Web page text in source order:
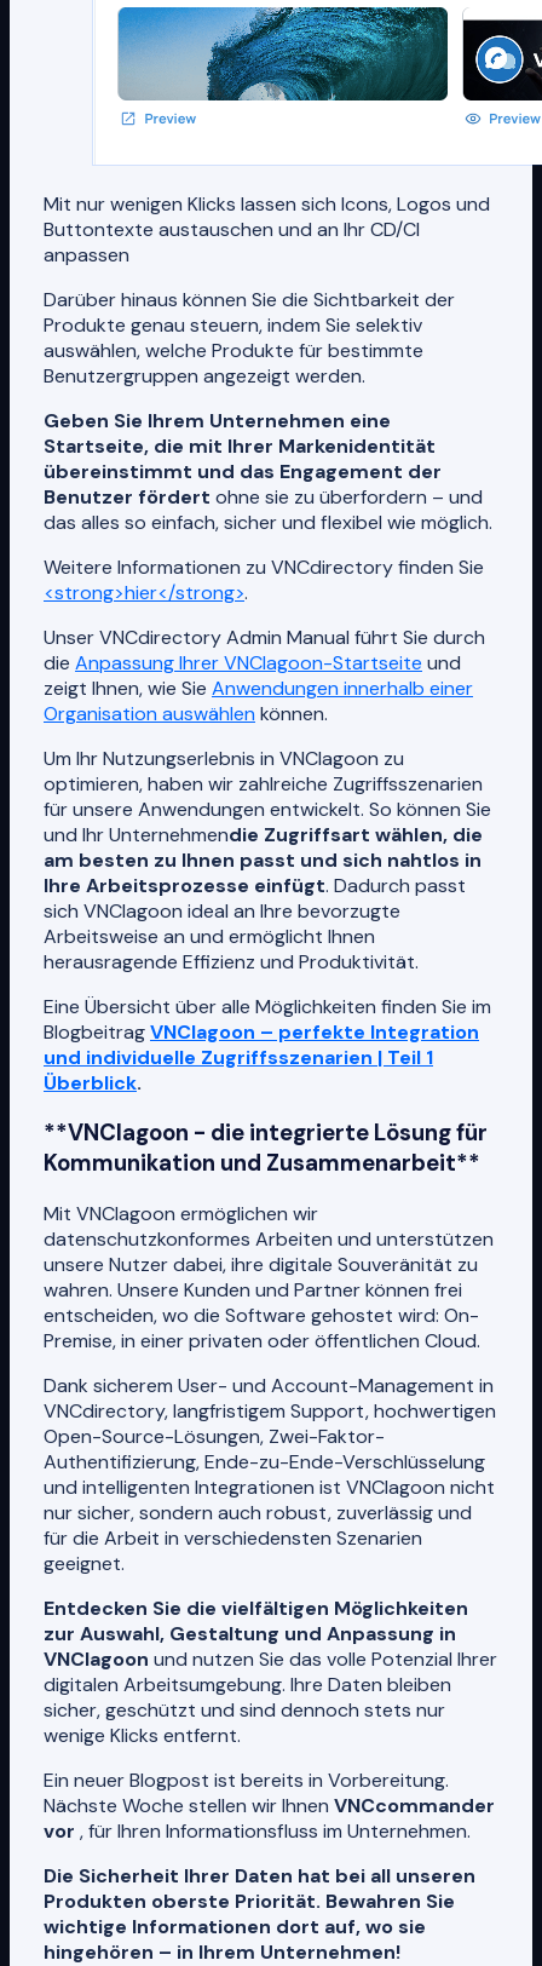
Mit nur wenigen Klicks lassen sich Icons, Logos und
Buttontexte austauschen und an Ihr CD/CI
anpassen
Darüber hinaus können Sie die Sichtbarkeit der
Produkte genau steuern, indem Sie selektiv
auswählen, welche Produkte für bestimmte
Benutzergruppen angezeigt werden.
Geben Sie Ihrem Unternehmen eine
Startseite, die mit Ihrer Markenidentität
übereinstimmt und das Engagement der
Benutzer fördert ohne sie zu überfordern – und
das alles so einfach, sicher und flexibel wie möglich.
Weitere Informationen zu VNCdirectory finden Sie
<strong>hier</strong>.
Unser VNCdirectory Admin Manual führt Sie durch
die Anpassung Ihrer VNClagoon-Startseite und
zeigt Ihnen, wie Sie Anwendungen innerhalb einer
Organisation auswählen können.
Um Ihr Nutzungserlebnis in VNClagoon zu
optimieren, haben wir zahlreiche Zugriffsszenarien
für unsere Anwendungen entwickelt. So können Sie
und Ihr Unternehmendie Zugriffsart wählen, die
am besten zu Ihnen passt und sich nahtlos in
Ihre Arbeitsprozesse einfügt. Dadurch passt
sich VNClagoon ideal an Ihre bevorzugte
Arbeitsweise an und ermöglicht Ihnen
herausragende Effizienz und Produktivität.
Eine Übersicht über alle Möglichkeiten finden Sie im
BlogbeitragVNClagoon – perfekte Integration
und individuelle Zugriffsszenarien | Teil 1
Überblick.
**VNClagoon - die integrierte Lösung für
Kommunikation und Zusammenarbeit**
Mit VNClagoon ermöglichen wir
datenschutzkonformes Arbeiten und unterstützen
unsere Nutzer dabei, ihre digitale Souveränität zu
wahren. Unsere Kunden und Partner können frei
entscheiden, wo die Software gehostet wird: On-
Premise, in einer privaten oder öffentlichen Cloud.
Dank sicherem User- und Account-Management in
VNCdirectory, langfristigem Support, hochwertigen
Open-Source-Lösungen, Zwei-Faktor-
Authentifizierung, Ende-zu-Ende-Verschlüsselung
und intelligenten Integrationen ist VNClagoon nicht
nur sicher, sondern auch robust, zuverlässig und
für die Arbeit in verschiedensten Szenarien
geeignet.
Entdecken Sie die vielfältigen Möglichkeiten
zur Auswahl, Gestaltung und Anpassung in
VNClagoon und nutzen Sie das volle Potenzial Ihrer
digitalen Arbeitsumgebung. Ihre Daten bleiben
sicher, geschützt und sind dennoch stets nur
wenige Klicks entfernt.
Ein neuer Blogpost ist bereits in Vorbereitung.
Nächste Woche stellen wir Ihnen VNCcommander
vor , für Ihren Informationsfluss im Unternehmen.
Die Sicherheit Ihrer Daten hat bei all unseren
Produkten oberste Priorität. Bewahren Sie
wichtige Informationen dort auf, wo sie
hingehören – in Ihrem Unternehmen!